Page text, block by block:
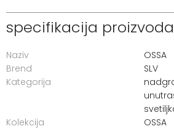
specifikacija proizvoda
Naziv
OSSA
Brend
SLV
Kategorija
Kolekcija
OSSA